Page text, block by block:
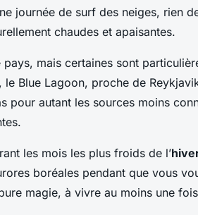
journée de surf des neiges, rien
chaudes et apaisantes.
mais certaines sont
le Blue Lagoon, proche de
pour autant les sources moins
les mois les plus froids de l’
boréales pendant que vous
magie, à vivre au moins une